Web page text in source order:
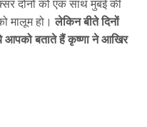
दोनों को एक साथ मुंबई की
मालूम हो।लेकिन बीते दिनों
आपको बताते हैं कृष्णा ने आखिर